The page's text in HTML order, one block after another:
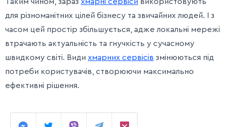
Таким чином, зараз хмарні сервіси використовують
для різноманітних цілей бізнесу та звичайних людей. І з
часом цей простір збільшується, адже локальні мережі
втрачають актуальність та гнучкість у сучасному
швидкому світі. Види хмарних сервісів змінюються під
потреби користувачів, створюючи максимально
ефективні рішення.